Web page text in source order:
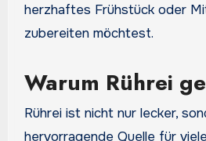
herzhaftes Frühstück oder
zubereiten möchtest.
Warum Rührei
Rührei ist nicht nur lecker,
hervorragende Quelle für